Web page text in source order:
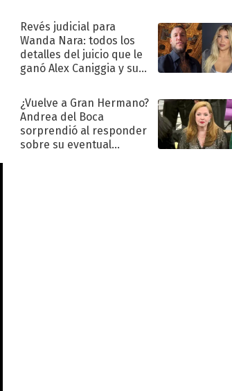
Revés judicial para
Wanda Nara: todos los
detalles del juicio que le
ganó Alex Caniggia y sus
¿Vuelve a Gran Hermano?
Andrea del Boca
sorprendió al responder
sobre su eventual